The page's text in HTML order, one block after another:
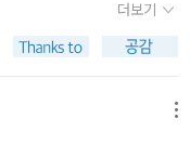
아하고, 파티를 즐기는
'샤이어'는 중간계
다운스(Far Downs)
운 러닝타임이 끝날 때
폐허>를 보고 싶다는 생
도 재미있는 작품을 만
더보기